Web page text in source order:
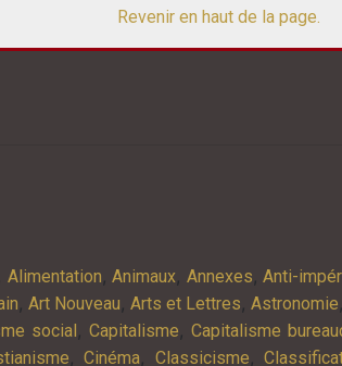
Revenir en haut de la page.
Alimentation Animaux Annexes Anti-
Art Nouveau Arts et Lettres Astronomie
social Capitalisme Capitalisme
,Cinéma Classicisme ,